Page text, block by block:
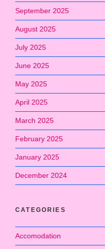
September 2025
August 2025
July 2025
June 2025
May 2025
April 2025
March 2025
February 2025
January 2025
December 2024
CATEGORIES
Accomodation